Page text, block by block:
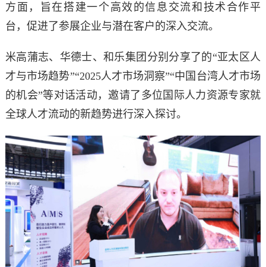
方面，旨在搭建一个高效的信息交流和技术合作平
台，促进了参展企业与潜在客户的深入交流。
米高蒲志、华德士、和乐集团分别分享了的“亚太区人
才与市场趋势”“2025人才市场洞察”“中国台湾人才市场
的机会”等对话活动，邀请了多位国际人力资源专家就
全球人才流动的新趋势进行深入探讨。